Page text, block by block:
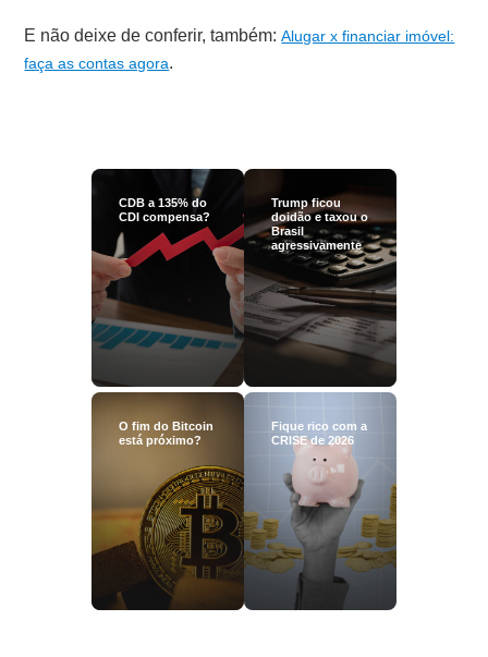
E não deixe de conferir, também:Alugar x financiar imóvel:
faça as contas agora.
CDB a 135% do
CDI compensa?
Trump ficou
doidão e taxou o
Brasil
agressivamente
O fim do Bitcoin
está próximo?
Fique rico com a
CRISE de 2026